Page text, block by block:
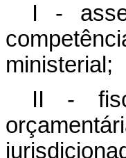
I -
ministerial;
II -